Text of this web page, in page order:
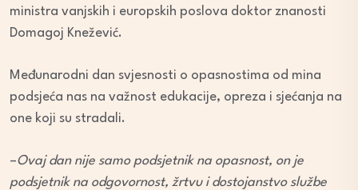
ministra vanjskih i europskih poslova doktor znanosti
Domagoj Knežević.
Međunarodni dan svjesnosti o opasnostima od mina
podsjeća nas na važnost edukacije, opreza i sjećanja na
one koji su stradali.
–Ovaj dan nije samo podsjetnik na opasnost, on je
podsjetnik na odgovornost, žrtvu i dostojanstvo službe